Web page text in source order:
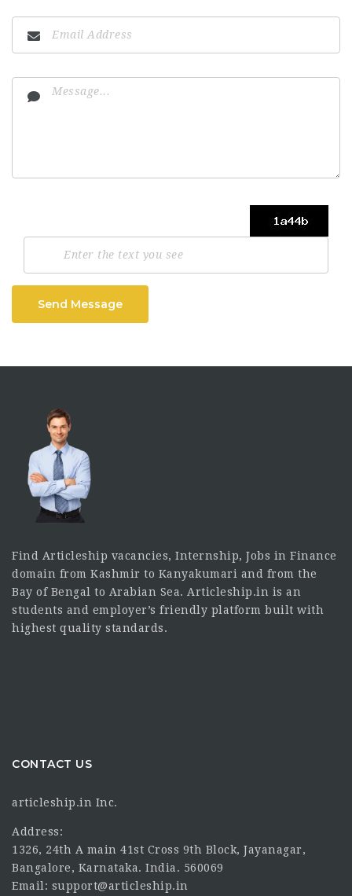
Send Message
Find Articleship vacancies, Internship, Jobs in Finance
domain from Kashmir to Kanyakumari and from the
Bay of Bengal to Arabian Sea. Articleship.in is an
students and employer’s friendly platform built with
highest quality standards.
CONTACT US
articleship.in Inc.
Address:
1326, 24th A main 41st Cross 9th Block, Jayanagar,
Bangalore, Karnataka. India. 560069
Email: support@articleship.in